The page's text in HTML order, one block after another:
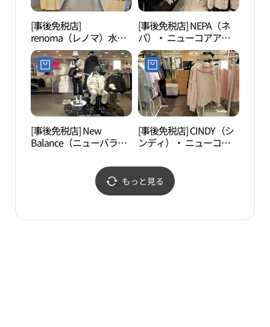
[事後免税店]
renoma（レノマ）水
着・ ニューコアアウト
レットピョンチョン（坪
村）店(레노마수영복 뉴
코아아울렛 평촌점)
[事後免税店] NEPA（ネ
パ）・ ニューコアアウ
トレットピョンチョン
（坪村）店(네파 뉴코아
아울렛 평촌점)
[事後免税店] New
Balance（ニューバラン
トレットピョンチョン
（坪村）店(뉴발란스 뉴
코아아울렛 평촌점)
[事後免税店] CINDY（シ
ンディ）・ ニューコア
ン（坪村）店(신디 뉴코
아아울렛 평촌점)
もっと見る